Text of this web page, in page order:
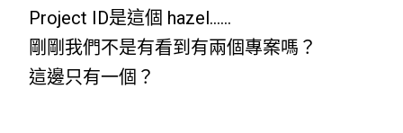
Project ID是這個 hazel……
剛剛我們不是有看到有兩個專案嗎？
這邊只有一個？